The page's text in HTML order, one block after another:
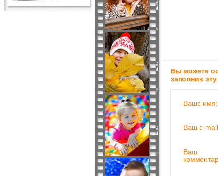
Вы можете
заполнив
Ваше имя:
Ваш e-
Ваш